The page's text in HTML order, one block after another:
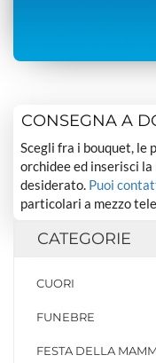
CONSEGNA A
Scegli fra i bouquet, le
orchidee ed inserisci la
desiderato. Puoi
particolari a mezzo
CATEGORIE
CUORI
FUNEBRE
FESTA DELLA